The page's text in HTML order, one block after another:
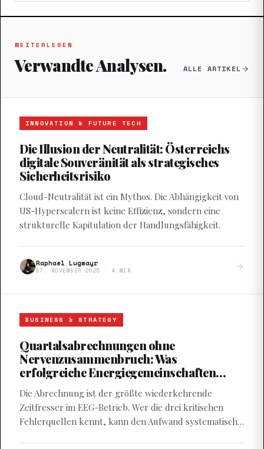
WEITERLESEN
Verwandte Analysen. ALLE ARTIKEL
INNOVATION & FUTURE TECH
Die Illusion der Neutralität: Österreichs
digitale Souveränität als strategisches
Sicherheitsrisiko
Cloud-Neutralität ist ein Mythos. Die Abhängigkeit von
US-Hyperscalern ist keine Effizienz, sondern eine
strukturelle Kapitulation der Handlungsfähigkeit.
Raphael Lugmayr
27. NOVEMBER 2025 ·4 MIN
BUSINESS & STRATEGY
Quartalsabrechnungen ohne
Nervenzusammenbruch: Was
erfolgreiche Energiegemeinschaften
anders machen
Die Abrechnung ist der größte wiederkehrende
Zeitfresser im EEG-Betrieb. Wer die drei kritischen
Fehlerquellen kennt, kann den Aufwand systematisch